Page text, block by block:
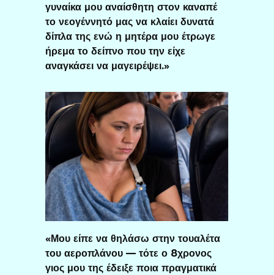
γυναίκα μου αναίσθητη στον καναπέ
το νεογέννητό μας να κλαίει δυνατά
δίπλα της ενώ η μητέρα μου έτρωγε
ήρεμα το δείπνο που την είχε
αναγκάσει να μαγειρέψει.»
«Μου είπε να θηλάσω στην τουαλέτα
του αεροπλάνου — τότε ο 8χρονος
γιος μου της έδειξε ποια πραγματικά